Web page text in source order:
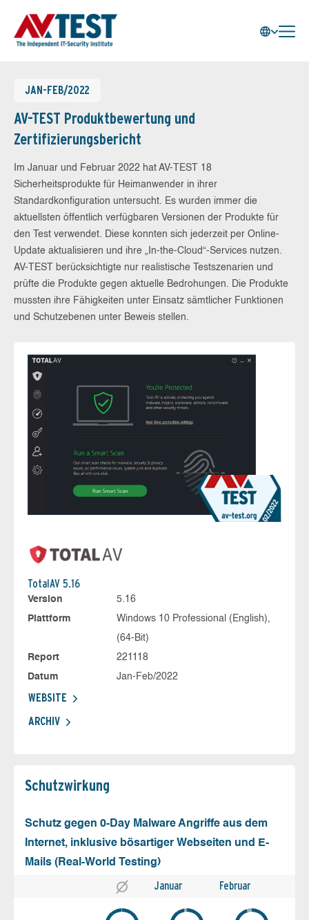
JAN-FEB/2022
AV-TEST Produktbewertung und
Zertifizierungsbericht
Im Januar und Februar 2022 hat AV-TEST 18
Sicherheitsprodukte für Heimanwender in ihrer
Standardkonfiguration untersucht. Es wurden immer die
aktuellsten öffentlich verfügbaren Versionen der Produkte für
den Test verwendet. Diese konnten sich jederzeit per Online-
Update aktualisieren und ihre „In-the-Cloud“-Services nutzen.
AV-TEST berücksichtigte nur realistische Testszenarien und
prüfte die Produkte gegen aktuelle Bedrohungen. Die Produkte
mussten ihre Fähigkeiten unter Einsatz sämtlicher Funktionen
und Schutzebenen unter Beweis stellen.
TotalAV 5.16
Version
5.16
Plattform
Windows 10 Professional (English),
(64-Bit)
Report
221118
Datum
Jan-Feb/2022
WEBSITE
ARCHIV
Schutz­wirkung
Schutz gegen 0-Day Malware Angriffe aus dem
Internet, inklusive bösartiger Webseiten und E-
Mails (Real-World Testing)
Januar Februar